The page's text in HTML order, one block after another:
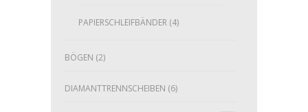
PAPIERSCHLEIFBÄNDER (4)
BÖGEN (2)
DIAMANTTRENNSCHEIBEN (6)